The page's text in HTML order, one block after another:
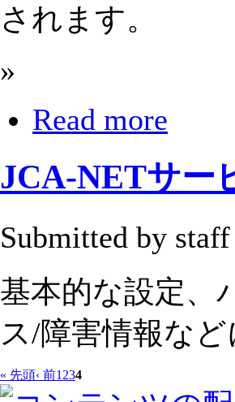
されます。
»
Read more
JCA-NETサー
Submitted by
基本的な設定、
ス/障害情報な
« 先頭‹ 前1 234